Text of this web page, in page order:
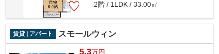
2階 / 1LDK / 33.00㎡
賃貸 | アパート スモールウィン
5.3万円